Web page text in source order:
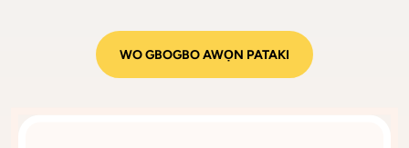
WO GBOGBO AWỌN PATAKI